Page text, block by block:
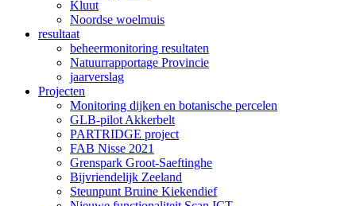
Kluut
Noordse woelmuis
resultaat
beheermonitoring resultaten
Natuurrapportage Provincie
jaarverslag
Projecten
Monitoring dijken en botanische percelen
GLB-pilot Akkerbelt
PARTRIDGE project
FAB Nisse 2021
Grenspark Groot-Saeftinghe
Bijvriendelijk Zeeland
Steunpunt Bruine Kiekendief